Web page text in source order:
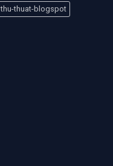
thu-thuat-blogspot